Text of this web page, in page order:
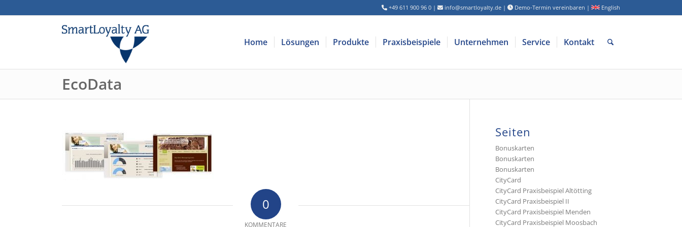
+49 611 900 96 0 | info@smartloyalty.de | Demo-Termin vereinbaren | English
Home Lösungen Produkte Praxisbeispiele Unternehmen Service Kontakt
EcoData
0
KOMMENTARE
Seiten
Bonuskarten
Bonuskarten
Bonuskarten
CityCard
CityCard Praxisbeispiel Altötting
CityCard Praxisbeispiel II
CityCard Praxisbeispiel Menden
CityCard Praxisbeispiel Moosbach